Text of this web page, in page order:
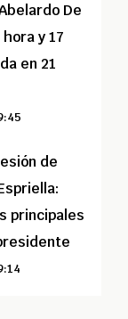
De
y 17
en 21
de
principales